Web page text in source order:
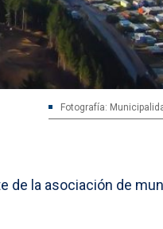
Fotografía:
de la asociación de